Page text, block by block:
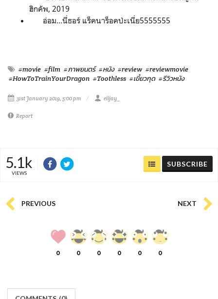
ฮิกคัพ, 2019
อ่อม...นี่ธอร์ แร็คนาร็อคป่ะเนี่ย5555555
#movie #film #ภาพยนตร์ #หนัง #review #reviewmovie
#HowToTrainYourDragon #Toothless #เขี้ยวกุด #รีวิวหนัง
31st January 2019, 5:00 pm eiijay_
Report
5.1k
VIEWS
SUBSCRIBE
PREVIOUS NEXT
0 0 0 0 0 0